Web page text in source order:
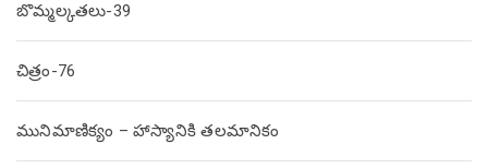
బొమ్మల్కతలు-39
చిత్రం-76
మునిమాణిక్యం – హాస్యానికి తలమానికం